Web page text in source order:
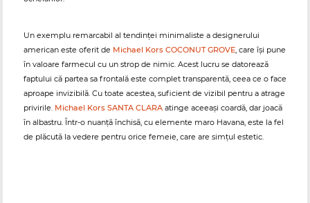
Un exemplu remarcabil al tendinței minimaliste a designerului
american este oferit de Michael Kors COCONUT GROVE, care își pune
în valoare farmecul cu un strop de nimic. Acest lucru se datorează
faptului că partea sa frontală este complet transparentă, ceea ce o face
aproape invizibilă. Cu toate acestea, suficient de vizibil pentru a atrage
privirile. Michael Kors SANTA CLARA atinge aceeași coardă, dar joacă
în albastru. Într-o nuanță închisă, cu elemente maro Havana, este la fel
de plăcută la vedere pentru orice femeie, care are simțul estetic.